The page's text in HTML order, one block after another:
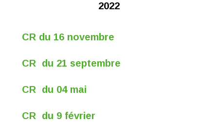
2022
CR du 16 novembre
CR du 21 septembre
CR du 04 mai
CR du 9 février